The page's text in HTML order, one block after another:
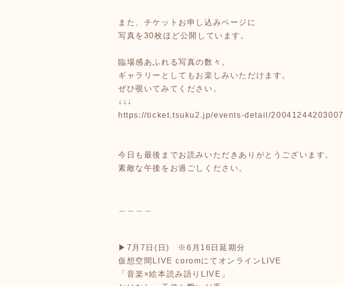
また、チケットお申し込みページに
写真を30枚ほど公開しています。
臨場感あふれる写真の数々。
ギャラリーとしてもお楽しみいただけます。
ぜひ覗いてみてください。
↓↓↓
https://ticket.tsuku2.jp/events-detail/20041244203007
今日も最後までお読みいただきありがとうございます。
素敵な午後をお過ごしください。
▶︎7月7日(日) ※6月16日延期分
仮想空間LIVE coromにてオンラインLIVE
「音楽×絵本読み語りLIVE」